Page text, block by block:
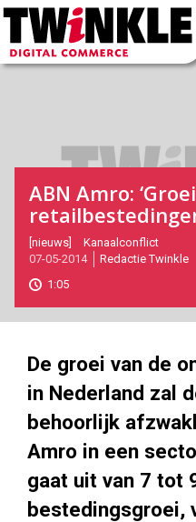
Twinkle
Digital
Commerce
Hoofdmenu
ABN Amro:
2014-
05-
07T16:15:00
2017-
11-
[nieuws]
Kanaalconflict
07-05-2014
Redactie Twinkle
1:05
De groei van de
in Nederland zal
behoorlijk
Amro in een
gaat uit van 7 tot
bestedingsgroei,